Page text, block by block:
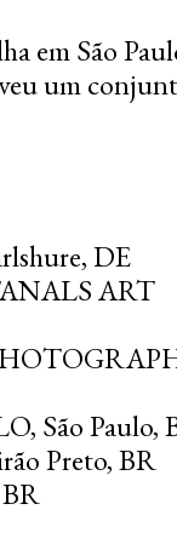
em São
um
DE
ART
São Paulo,
Preto, BR